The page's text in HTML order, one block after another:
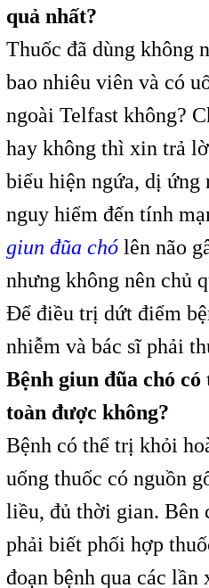
quả nhất?
Thuốc đã dùng không
bao nhiêu viên và có
ngoài Telfast không?
hay không thì xin trả
biểu hiện ngứa, dị
nguy hiểm đến tính
giun đũa chólên não
nhưng không nên chủ
Để điều trị dứt điểm
nhiễm và bác sĩ phải
Bệnh giun đũa chó
toàn được không?
Bệnh có thể trị khỏi
uống thuốc có nguồn
liều, đủ thời gian. Bên
phải biết phối hợp
đoạn bệnh qua các